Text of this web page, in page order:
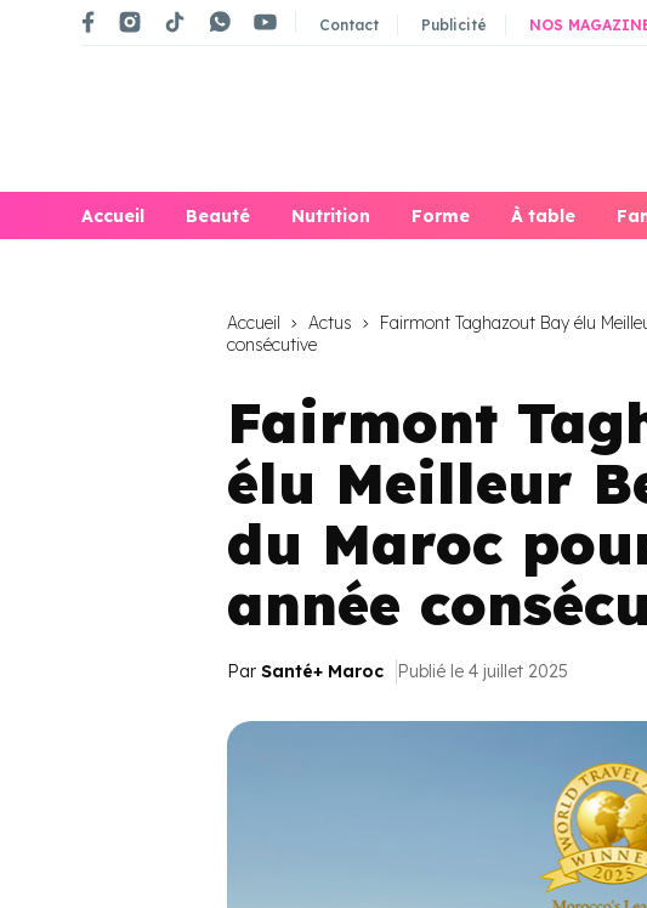
Contact Publicité NOS
Accueil Beauté Nutrition Forme À table
Accueil Actus
Fairmont Taghazout Bay élu
consécutive
Fairmont
élu Meilleur
du Maroc
année
Par Santé+ Maroc Publié le 4 juillet 2025